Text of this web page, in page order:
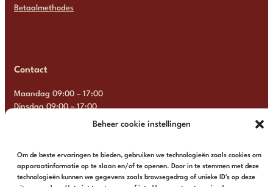
Beheer cookie instellingen
Om de beste ervaringen te bieden, gebruiken we technologieën zoals cookies om
apparaatinformatie op te slaan en/of te openen. Door in te stemmen met deze
technologieën kunnen we gegevens zoals browsegedrag of unieke ID's op deze
Betaalmethodes
Contact
Maandag 09:00 – 17:00
Dinsdag 09:00 – 17:00
Woensdag 09:00 – 17:00
Zaterdag Gesloten
Zondag Gesloten